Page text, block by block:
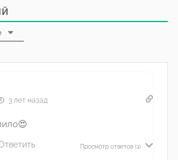
3 лет назад
Просмотр ответов (1)